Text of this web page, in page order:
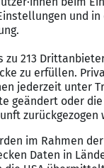
digitalen
Festanstellung
und